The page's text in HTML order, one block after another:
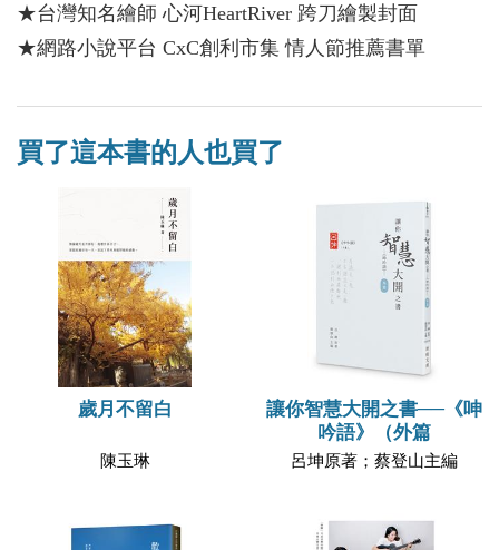
★台灣知名繪師 心河HeartRiver 跨刀繪製封面
★網路小說平台 CxC創利市集 情人節推薦書單
買了這本書的人也買了
歲月不留白
陳玉琳
讓你智慧大開之書──《呻
吟語》（外篇
呂坤原著；蔡登山主編